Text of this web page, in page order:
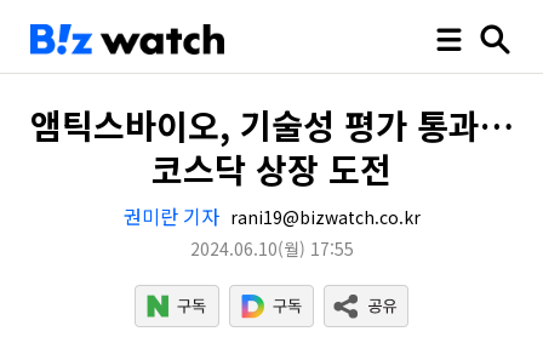
앰틱스바이오, 기술성 평가 통과…
코스닥 상장 도전
권미란 기자 rani19@bizwatch.co.kr
2024.06.10(월) 17:55